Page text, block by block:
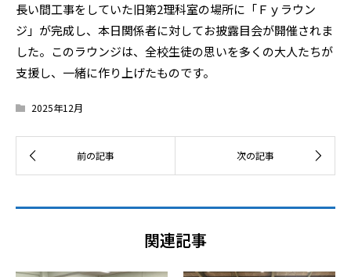
長い間工事をしていた旧第2理科室の場所に「Ｆｙラウン
ジ」が完成し、本日関係者に対してお披露目会が開催されま
した。このラウンジは、全校生徒の思いを多くの大人たちが
支援し、一緒に作り上げたものです。
2025年12月
関連記事